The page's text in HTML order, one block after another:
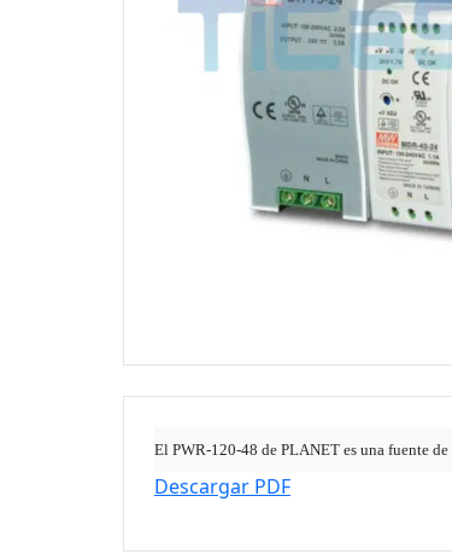
El PWR-120-48 de PLANET es una fuente de
Descargar PDF